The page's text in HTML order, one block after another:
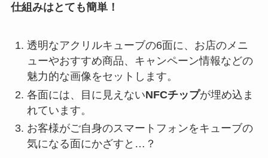
仕組みはとても簡単！
透明なアクリルキューブの6面に、お店のメニ
ューやおすすめ商品、キャンペーン情報などの
魅力的な画像をセットします。
各面には、目に見えないNFCチップが埋め込ま
れています。
お客様がご自身のスマートフォンをキューブの
気になる面にかざすと…？